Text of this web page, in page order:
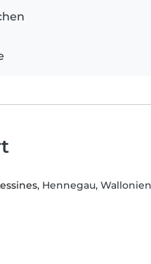
, Hennegau, Wallonien